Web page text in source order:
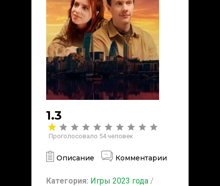
1.3
Проголосовало 54человек
Описание Комментарии
Категория: Игры 2023 года /